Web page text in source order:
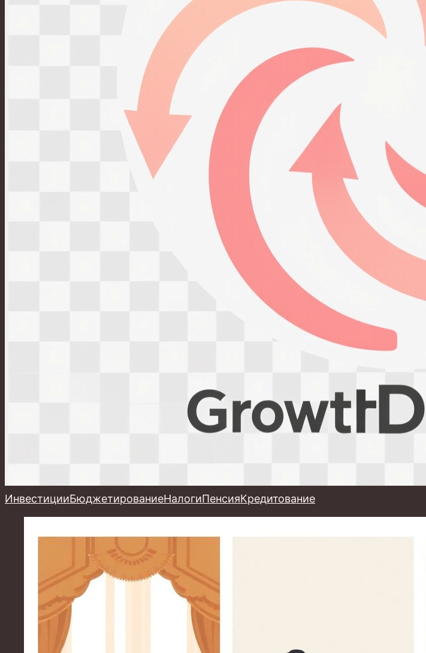
ИнвестицииБюджетированиеНалогиПенсияКредитование